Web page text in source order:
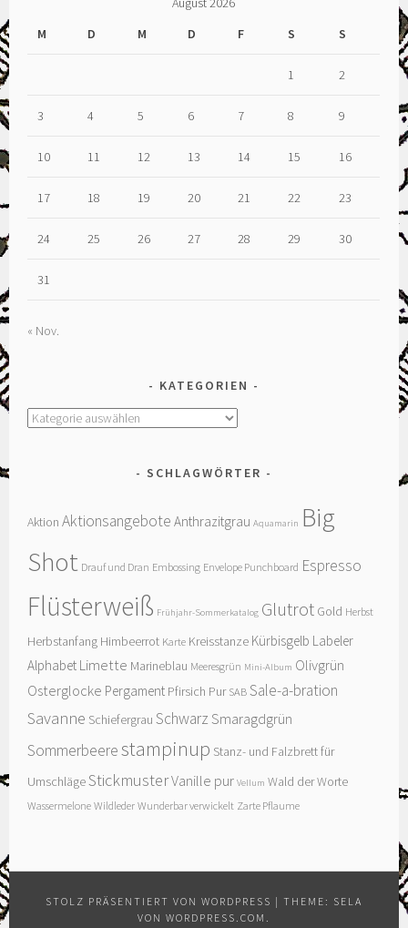
M
D M D F S S
1 2
3 4 5 6 7 8 9
10 11 12 13 14 15 16
17 18 19 20 21 22 23
24 25 26 27 28 29 30
31
« Nov.
KATEGORIEN
Kategorien
SCHLAGWÖRTER
Aktion Aktionsangebote Anthrazitgrau Aquamarin Big
Shot Drauf und Dran Embossing Envelope Punchboard Espresso
Flüsterweiß Frühjahr-Sommerkatalog Glutrot Gold Herbst
Herbstanfang Himbeerrot Karte Kreisstanze Kürbisgelb Labeler
Alphabet Limette Marineblau Meeresgrün Mini-Album Olivgrün
Osterglocke Pergament Pfirsich Pur SAB Sale-a-bration
Savanne Schiefergrau Schwarz Smaragdgrün
Sommerbeerestampinup Stanz- und Falzbrett für
UmschlägeStickmusterVanille pur Vellum Wald der Worte
Wassermelone Wildleder Wunderbar verwickelt Zarte Pflaume
STOLZ PRÄSENTIERT VON WORDPRESS | THEME: SELA
VON WORDPRESS.COM .